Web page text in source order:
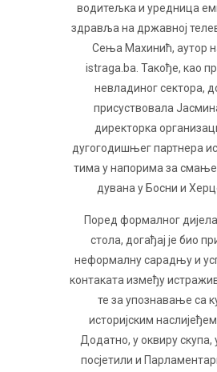
водитељка и уредница
здравља на државној
Сења Махинић, аутор
istraga.ba. Такође, као
невладиног сектора,
присуствовала
директорка
дугогодишњег партнера
тима у напорима за
дувана у Босни и
Поред формалног
стола, догађај је био
неформалну сарадњу и
контаката између
те за упознавање са
историјским
Додатно, у оквиру скупа,
посјетили и